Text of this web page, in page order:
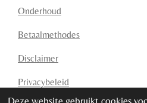
Onderhoud
Betaalmethodes
Disclaimer
Privacybeleid